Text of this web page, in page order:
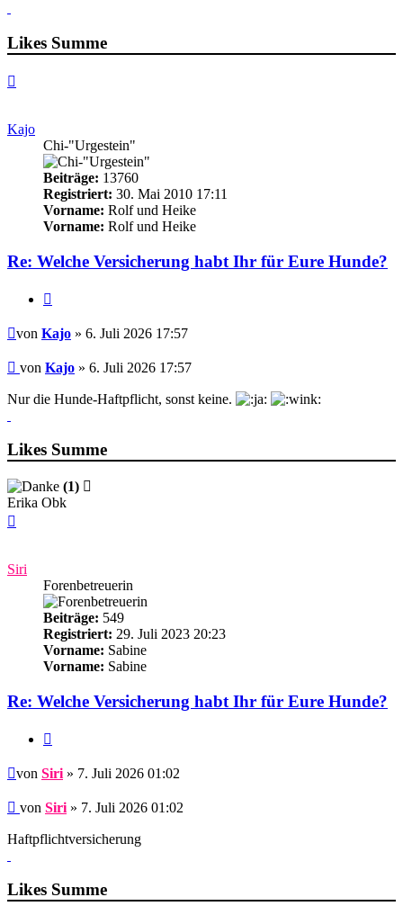
Likes Summe
Kajo
Chi-"Urgestein"
Beiträge: 13760
Registriert: 30. Mai 2010 17:11
Vorname: Rolf und Heike
Vorname: Rolf und Heike
Re: Welche Versicherung habt Ihr für Eure Hunde?
Beitrag
von Kajo » 6. Juli 2026 17:57
Beitrag
von Kajo » 6. Juli 2026 17:57
Nur die Hunde-Haftpflicht, sonst keine.
Likes Summe
(1)
Erika Obk
Siri
Forenbetreuerin
Beiträge: 549
Registriert: 29. Juli 2023 20:23
Vorname: Sabine
Vorname: Sabine
Re: Welche Versicherung habt Ihr für Eure Hunde?
Beitrag
von Siri » 7. Juli 2026 01:02
Beitrag
von Siri » 7. Juli 2026 01:02
Haftpflichtversicherung
Likes Summe